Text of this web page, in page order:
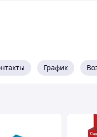
неотличимым от
и быстрое
снимков в стеклянных
и влажности 40-60%.
График